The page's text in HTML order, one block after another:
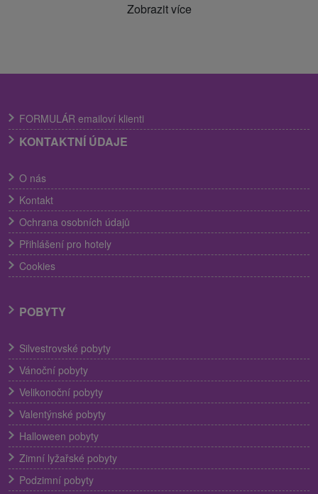
Zobrazit více
FORMULÁR emailoví klienti
KONTAKTNÍ ÚDAJE
O nás
Kontakt
Ochrana osobních údajů
Přihlášení pro hotely
Cookies
POBYTY
Silvestrovské pobyty
Vánoční pobyty
Velikonoční pobyty
Valentýnské pobyty
Halloween pobyty
Zimní lyžařské pobyty
Podzimní pobyty